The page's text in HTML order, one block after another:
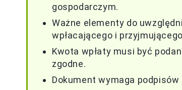
gospodarczym.
Ważne elementy do
wpłacającego i
Kwota wpłaty musi być
zgodne.
Dokument wymaga